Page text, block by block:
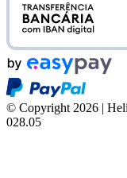
© Copyright 2026 |
028.05